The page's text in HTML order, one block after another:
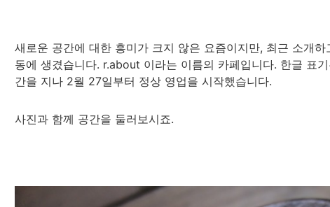
새로운 공간에 대한 흥미가 크지 않은 요즘이지만, 최근 소개
동에 생겼습니다. r.about 이라는 이름의 카페입니다. 한글 표
간을 지나 2월 27일부터 정상 영업을 시작했습니다.
사진과 함께 공간을 둘러보시죠.